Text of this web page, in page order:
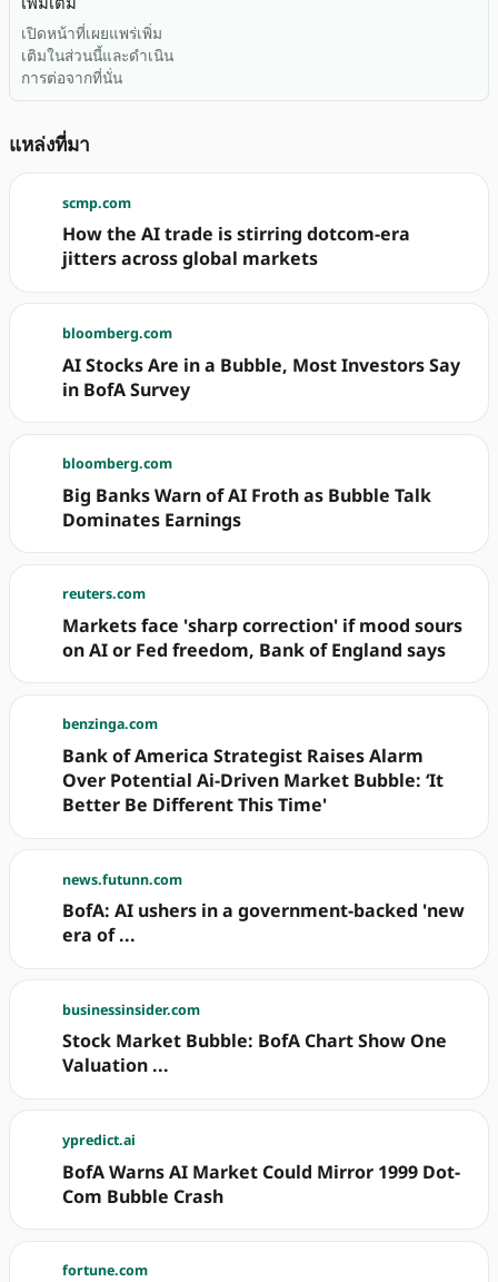
เปิดหน้าที่เผยแพร่เพิ่ม
เติมในส่วนนี้และดำเนิน
การต่อจากที่นั่น
แหล่งที่มา
scmp.com
How the AI trade is stirring dotcom-era
jitters across global markets
bloomberg.com
AI Stocks Are in a Bubble, Most Investors Say
in BofA Survey
bloomberg.com
Big Banks Warn of AI Froth as Bubble Talk
Dominates Earnings
reuters.com
Markets face 'sharp correction' if mood sours
on AI or Fed freedom, Bank of England says
benzinga.com
Bank of America Strategist Raises Alarm
Over Potential Ai-Driven Market Bubble: ‘It
Better Be Different This Time'
news.futunn.com
BofA: AI ushers in a government-backed 'new
era of ...
businessinsider.com
Stock Market Bubble: BofA Chart Show One
Valuation ...
ypredict.ai
BofA Warns AI Market Could Mirror 1999 Dot-
Com Bubble Crash
fortune.com